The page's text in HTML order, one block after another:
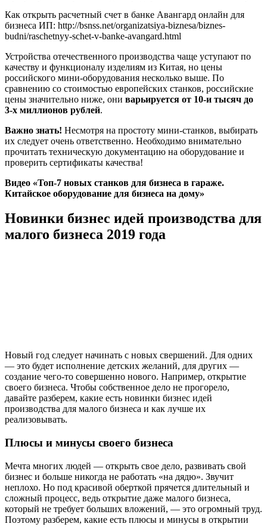
Как открыть расчетный счет в банке Авангард онлайн для
бизнеса ИП: http://bsnss.net/organizatsiya-biznesa/biznes-
budni/raschetnyy-schet-v-banke-avangard.html
Устройства отечественного производства чаще уступают по
качеству и функционалу изделиям из Китая, но цены
российского мини-оборудования несколько выше. По
сравнению со стоимостью европейских станков, российские
цены значительно ниже, они варьируется от 10-и тысяч до
3-х миллионов рублей.
Важно знать! Несмотря на простоту мини-станков, выбирать
их следует очень ответственно. Необходимо внимательно
прочитать техническую документацию на оборудование и
проверить сертификаты качества!
Видео «Топ-7 новых станков для бизнеса в гараже.
Китайское оборудование для бизнеса на дому»
Новинки бизнес идей производства для
малого бизнеса 2019 года
Новый год следует начинать с новых свершений. Для одних
— это будет исполнение детских желаний, для других —
создание чего-то совершенно нового. Например, открытие
своего бизнеса. Чтобы собственное дело не прогорело,
давайте разберем, какие есть новинки бизнес идей
производства для малого бизнеса и как лучше их
реализовывать.
Плюсы и минусы своего бизнеса
Мечта многих людей — открыть свое дело, развивать свой
бизнес и больше никогда не работать «на дядю». Звучит
неплохо. Но под красивой оберткой прячется длительный и
сложный процесс, ведь открытие даже малого бизнеса,
который не требует больших вложений, — это огромный труд.
Поэтому разберем, какие есть плюсы и минусы в открытии